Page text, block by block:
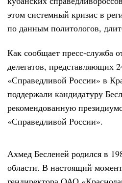
этом системный кризис в
по данным политологов,
Как сообщает пресс-служба
делегатов, представляющих
«Справедливой России» в
поддержали кандидатуру
рекомендованную
«Справедливой России».
Ахмед Бесленей родился в
области. В настоящий